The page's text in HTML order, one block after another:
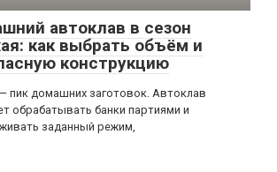
автоклав в сезон
как выбрать объём и
конструкцию
пик домашних заготовок. Автоклав
обрабатывать банки партиями и
заданный режим,